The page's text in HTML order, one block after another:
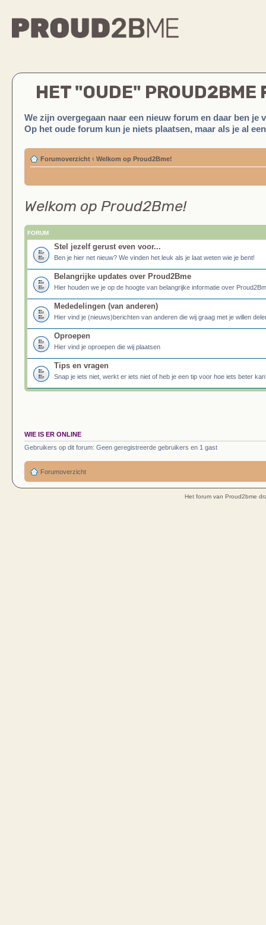
HET "OUDE" PROUD2BME
We zijn overgegaan naar een nieuw forum en daar ben je
Op het oude forum kun je niets plaatsen, maar als je al
Forumoverzicht ‹ Welkom op Proud2Bme!
Welkom op Proud2Bme!
FORUM
Stel jezelf gerust even voor...
Ben je hier net nieuw? We vinden het leuk als je laat weten wie je bent!
Belangrijke updates over Proud2Bme
Hier houden we je op de hoogte van belangrijke informatie over
Mededelingen (van anderen)
Hier vind je (nieuws)berichten van anderen die wij graag met je willen
Oproepen
Hier vind je oproepen die wij plaatsen
Tips en vragen
Snap je iets niet, werkt er iets niet of heb je een tip voor hoe iets beter
WIE IS ER ONLINE
Gebruikers op dit forum: Geen geregistreerde gebruikers en 1 gast
Forumoverzicht
Het forum van Proud2bme